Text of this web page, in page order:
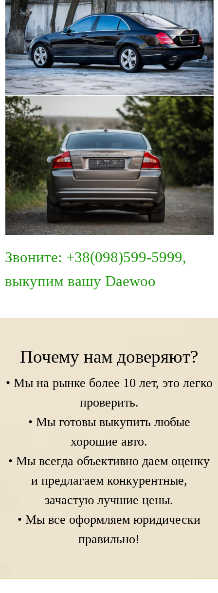
Звоните: +38(098)599-5999,
выкупим вашу Daewoo
Почему нам доверяют?
• Мы на рынке более 10 лет, это легко
проверить.
• Мы готовы выкупить любые
хорошие авто.
• Мы всегда объективно даем оценку
и предлагаем конкурентные,
зачастую лучшие цены.
• Мы все оформляем юридически
правильно!